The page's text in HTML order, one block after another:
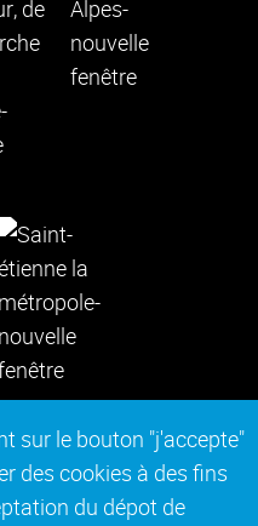
sur le bouton "j'accepte"
des cookies à des fins
du dépot de
légales
Marchés publics